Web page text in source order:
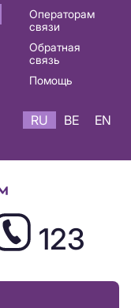
Операторам
связи
Обратная
связь
Помощь
RU BE EN
123